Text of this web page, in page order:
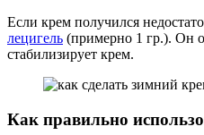
Если крем получился
лецигель (примерно 1 гр.). Он
стабилизирует крем.
Как правильно